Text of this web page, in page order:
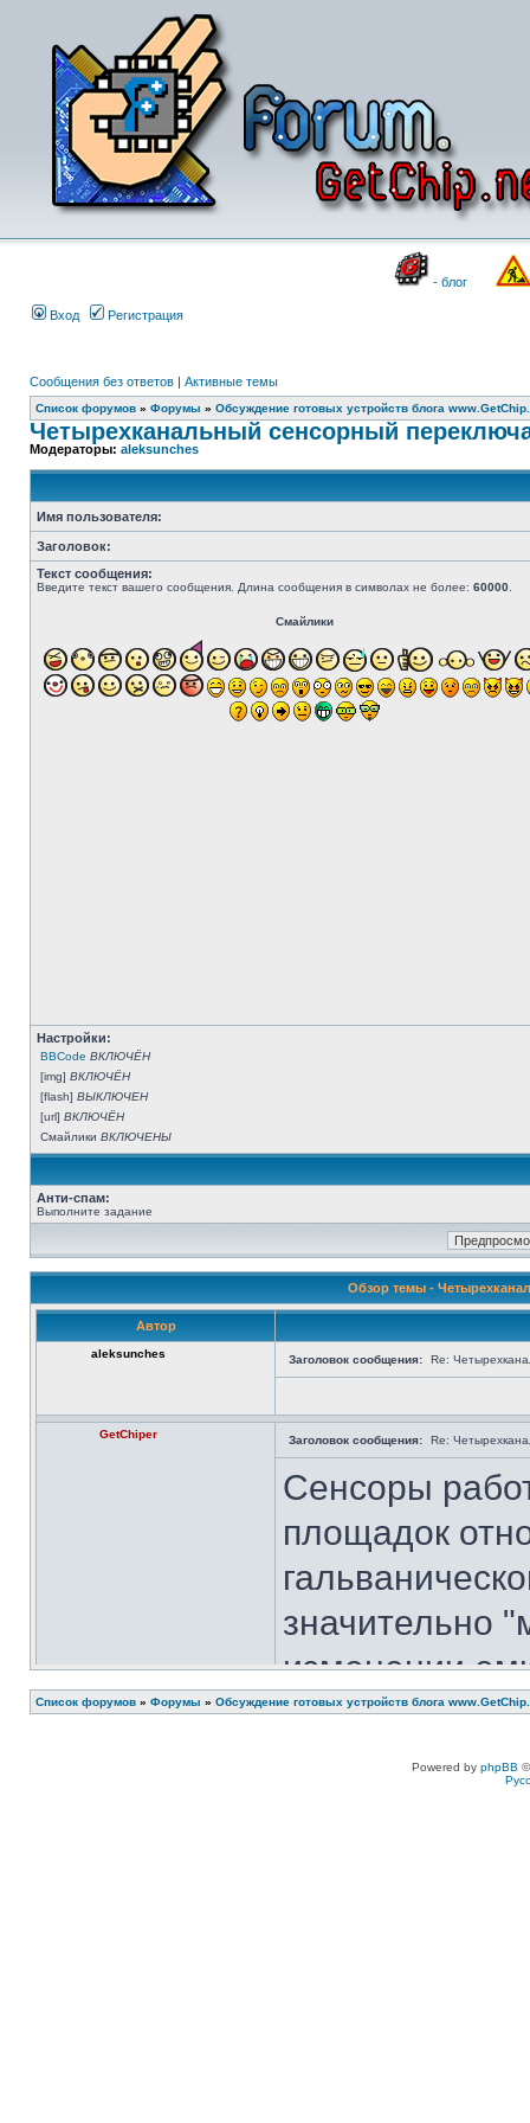
- блог
Вход Регистрация
Сообщения без ответов | Активные темы
Список форумов » Форумы » Обсуждение готовых устройств блога
Четырехканальный сенсорный
Модераторы: aleksunches
Имя пользователя:
Заголовок:
Текст сообщения:
Введите текст вашего сообщения. Длина сообщения в символах не более: 60000
Смайлики
Настройки:
BBCode ВКЛЮЧЁН
[img] ВКЛЮЧЁН
[flash] ВЫКЛЮЧЕН
[url] ВКЛЮЧЁН
Смайлики ВКЛЮЧЕНЫ
Анти-спам:
Выполните задание
Обзор темы -
Автор
aleksunches Заголовок сообщения: Re:
GetChiper Заголовок сообщения: Re:
Сенсоры
площадок
значительно
изменении
можно
нужно
Список форумов » Форумы » Обсуждение готовых устройств блога
Powered by phpBB